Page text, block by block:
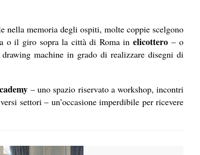
memoria degli ospiti, molte coppie scelgono
o il giro sopra la città di Roma in elicottero– o
machine in grado di realizzare disegni di
– uno spazio riservato a workshop, incontri
settori – un’occasione imperdibile per ricevere